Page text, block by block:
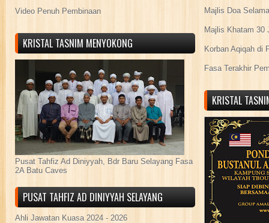
Video Penuh Pembinaan
KRISTAL TASNIM MENYOKONG
Pusat Tahfiz Ad Diniyyah, Bdr Baru Selayang Fasa
2A Batu Caves
PUSAT TAHFIZ AD DINIYYAH SELAYANG
Ahli Jawatan Kuasa 2024 - 2026
Majlis Doa
Majlis Khatam 30
Korban Aqiqah di
Fasa Terakhir
KRISTAL